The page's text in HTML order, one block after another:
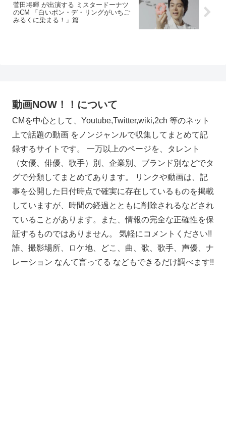
菅田将暉 が出演する ミスタードーナツ
のCM 「白いポン・デ・リングがいちご
みるくに染まる！」篇
動画NOW！！について
CMを中心として、Youtube,Twitter,wiki,2ch 等のネット
上で話題の動画 をノンジャンルで収集してまとめて記
録するサイトです。 一万以上のページを、タレント
（女優、俳優、歌手）別、企業別、ブランド別などでタ
グで分類してまとめてあります。 リンクや動画は、記
事を公開した日付時点で確実に存在しているものを掲載
していますが、時間の経過とともに削除されるなどされ
ていることがあります。また、情報の完全な正確性を保
証するものではありません。 気軽にコメントください!!
誰、撮影場所、ロケ地、どこ、曲、歌、歌手、声優、ナ
レーション なんて言ってる などもできるだけ調べます!!